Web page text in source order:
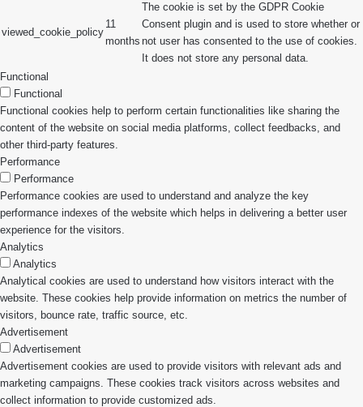
viewed_cookie_policy
11
months
The cookie is set by the GDPR Cookie
Consent plugin and is used to store whether or
not user has consented to the use of cookies.
It does not store any personal data.
Functional
Functional
Functional cookies help to perform certain functionalities like sharing the
content of the website on social media platforms, collect feedbacks, and
other third-party features.
Performance
Performance
Performance cookies are used to understand and analyze the key
performance indexes of the website which helps in delivering a better user
experience for the visitors.
Analytics
Analytics
Analytical cookies are used to understand how visitors interact with the
website. These cookies help provide information on metrics the number of
visitors, bounce rate, traffic source, etc.
Advertisement
Advertisement
Advertisement cookies are used to provide visitors with relevant ads and
marketing campaigns. These cookies track visitors across websites and
collect information to provide customized ads.